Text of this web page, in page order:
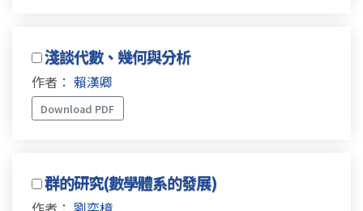
淺談代數、幾何與分析
作者： 賴漢卿
Download PDF
群的研究(數學體系的發展)